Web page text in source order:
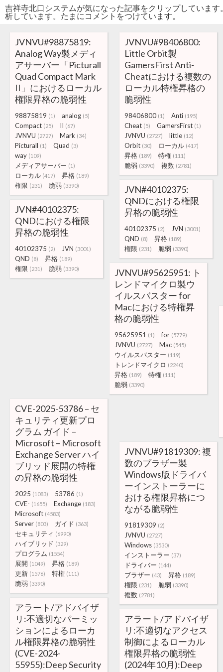
吉祥寺北口システムが気になった記事をクリップしていま
析しています。たまにコメントをつけています。
JVNVU#98875819:
Analog Way製メディ
アサーバー「Picturall
Quad Compact Mark
II」におけるローカル
権限昇格の脆弱性
98875819 (1) analog (5)
Compact (25) II (67)
JVNVU (2727) Mark (34)
Picturall (1) Quad (3)
way (109)
メディアサーバー (1)
ローカル (417) 昇格 (189)
権限 (231) 脆弱 (3390)
JVNVU#98406800:
Little Orbit製
GamersFirst Anti-
Cheatにおける複数の
ローカル特権昇格の
脆弱性
98406800 (1) Anti (195)
Cheat (5) GamersFirst (1)
JVNVU (2727) little (12)
Orbit (30) ローカル (417)
昇格 (189) 特権 (111)
脆弱 (3390) 複数 (2781)
JVN#40102375:
QNDにおける権限
昇格の脆弱性
40102375 (2) JVN (3001)
QND (8) 昇格 (189)
権限 (231) 脆弱 (3390)
JVN#40102375:
QNDにおける権限
昇格の脆弱性
40102375 (2) JVN (3001)
QND (8) 昇格 (189)
権限 (231) 脆弱 (3390)
JVNVU#95625951: ト
レンドマイクロ製ウ
イルスバスター for
Macにおける特権昇
格の脆弱性
95625951 (1) for (5779)
JVNVU (2727) Mac (545)
ウイルスバスター (119)
トレンドマイクロ (2240)
昇格 (189) 特権 (111)
脆弱 (3390)
CVE-2025-53786 – セ
キュリティ更新プロ
グラム ガイド –
Microsoft – Microsoft
Exchange Server ハイ
ブリッド展開の特権
の昇格の脆弱性
2025 (1083) 53786 (1)
CVE- (1655) Exchange (183)
Microsoft (4583)
Server (803) ガイド (363)
セキュリティ (6990)
ハイブリッド (329)
プログラム (1554)
展開 (1049) 昇格 (189)
更新 (1576) 特権 (111)
脆弱 (3390)
JVNVU#91819309: 複
数のブラザー製
Windows版ドライバ
ーインストーラーに
おける権限昇格につ
ながる脆弱性
91819309 (2)
JVNVU (2727)
Windows (3530)
インストーラー (37)
ドライバー (144)
ブラザー (43) 昇格 (189)
権限 (231) 脆弱 (3390)
複数 (2781)
アラート/アドバイザ
リ:不適切なパーミッ
ションによるローカ
ル権限昇格の脆弱性
(CVE-2024-
55955):Deep Security
アラート/アドバイザ
リ:不適切なアクセス
制御によるローカル
権限昇格の脆弱性
(2024年10月):Deep